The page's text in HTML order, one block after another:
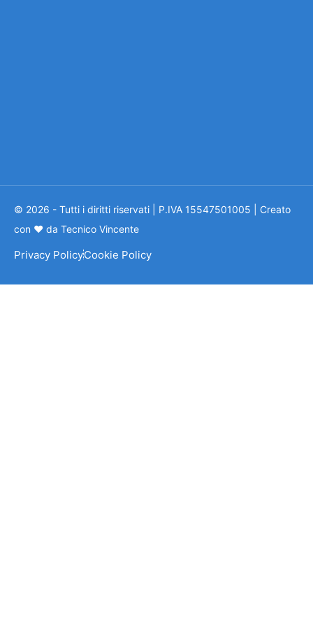
© 2026 - Tutti i diritti riservati | P.IVA 15547501005 | Creato
con ❤ da Tecnico Vincente
Privacy PolicyCookie Policy